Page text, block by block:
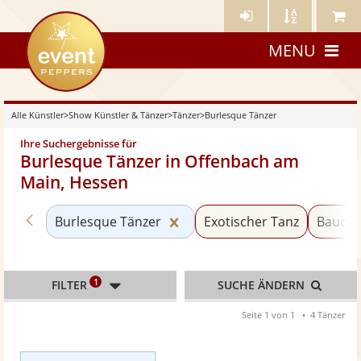
Künstler- Künstler Meine
eventpeppers
MENU
Alle Künstler>Show Künstler & Tänzer>Tänzer>Burlesque Tänzer
Ihre Suchergebnisse für
Burlesque Tänzer in Offenbach am
Main, Hessen
Zurück zu «Tänzer»
Burlesque Tänzer Kategorie «Burlesque
Exotischer Tanz
FILTER 1 SUCHE ÄNDERN
Seite 1 von 1 4 Tänzer